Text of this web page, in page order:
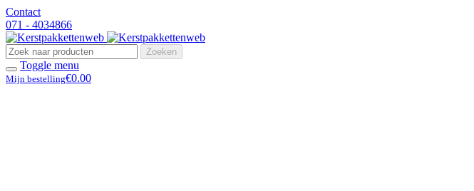
Contact
071 - 4034866
Zoeken
Toggle menu
Mijn bestelling€0.00